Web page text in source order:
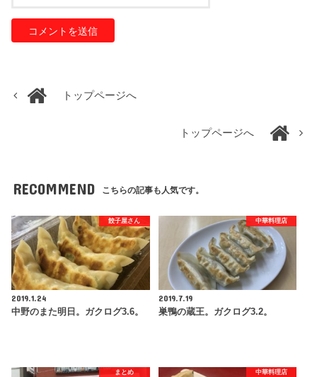
トップページへ
トップページへ
RECOMMEND こちらの記事も人気です。
餃子屋さん
2019.1.24
中野のまた明日。ガクログ3.6。
中華料理店
2019.7.19
巣鴨の蔵王。ガクログ3.2。
まとめ 中華料理店